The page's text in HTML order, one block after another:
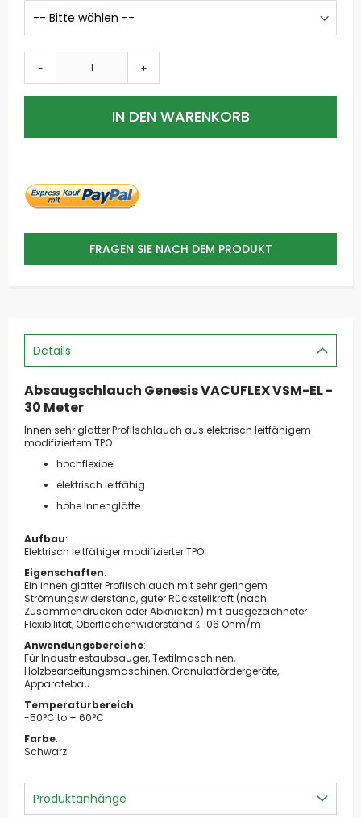
- +
IN DEN WARENKORB
FRAGEN SIE NACH DEM PRODUKT
Details
Absaugschlauch Genesis VACUFLEX VSM-EL -
30 Meter
Innen sehr glatter Profilschlauch aus elektrisch leitfähigem
modifiziertem TPO
hochflexibel
elektrisch leitfähig
hohe Innenglätte
Aufbau:
Elektrisch leitfähiger modifizierter TPO
Eigenschaften:
Ein innen glatter Profilschlauch mit sehr geringem
Strömungswiderstand, guter Rückstellkraft (nach
Zusammendrücken oder Abknicken) mit ausgezeichneter
Flexibilität, Oberflächenwiderstand ≤ 106 Ohm/m
Anwendungsbereiche:
Für Industriestaubsauger, Textilmaschinen,
Holzbearbeitungsmaschinen, Granulatfördergeräte,
Apparatebau
Temperaturbereich:
-50°C to + 60°C
Farbe:
Schwarz
Produktanhänge